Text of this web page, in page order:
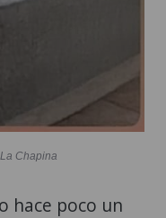
Chapina
hace poco un